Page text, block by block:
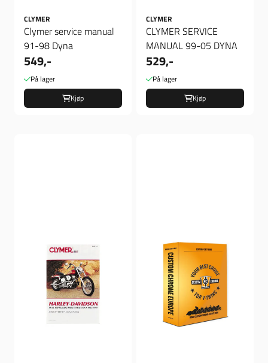
CLYMER
Clymer service manual
91-98 Dyna
549,-
På lager
Kjøp
CLYMER
CLYMER SERVICE
MANUAL 99-05 DYNA
529,-
På lager
Kjøp